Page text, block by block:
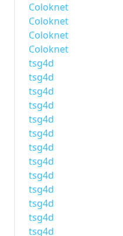
Coloknet
Coloknet
Coloknet
Coloknet
tsg4d
tsg4d
tsg4d
tsg4d
tsg4d
tsg4d
tsg4d
tsg4d
tsg4d
tsg4d
tsg4d
tsg4d
tsg4d